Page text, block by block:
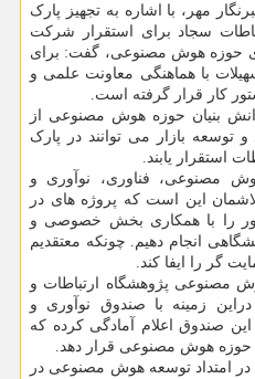
مهر، با اشاره به تجهیز پارک
سجاد برای استقرار شرکت
حوزه هوش مصنوعی، گفت: برای
با هماهنگی معاونت علمی و
کار قرار گرفته است.
بنیان حوزه هوش مصنوعی از
توسعه بازار می توانند در پارک
استقرار یابند.
مصنوعی، فناوری، نوآوری و
این است که پروژه های در
را با همکاری بخش خصوصی و
انجام دهیم. چونکه معتقدیم
گر را ایفا کند.
مصنوعی پژوهشگاه ارتباطات و
زمینه با صندوق نوآوری و
صندوق اعلام آمادگی کرده که
حوزه هوش مصنوعی قرار دهد.
در امتداد توسعه هوش مصنوعی در